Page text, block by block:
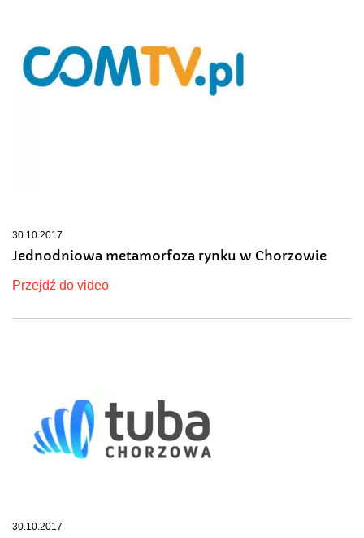
30.10.2017
Jednodniowa metamorfoza rynku w Chorzowie
Przejdź do video
30.10.2017